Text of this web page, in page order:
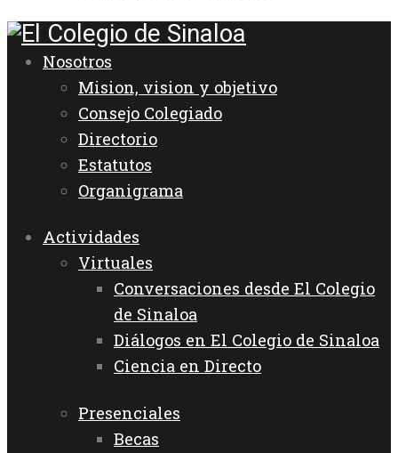
Nosotros
Mision, vision y objetivo
Consejo Colegiado
Directorio
Estatutos
Organigrama
Actividades
Virtuales
Conversaciones desde El Colegio
de Sinaloa
Diálogos en El Colegio de Sinaloa
Ciencia en Directo
Presenciales
Becas